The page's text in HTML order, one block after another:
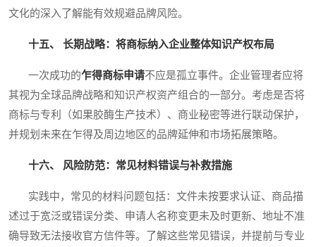
文化的深入了解能有效规避品牌风险。
十五、 长期战略：将商标纳入企业整体知识产权布局
一次成功的乍得商标申请不应是孤立事件。企业管理者应将
其视为全球品牌战略和知识产权资产组合的一部分。考虑是否将
商标与专利（如果胶酶生产技术）、商业秘密等进行联动保护，
并规划未来在乍得及周边地区的品牌延伸和市场拓展策略。
十六、 风险防范：常见材料错误与补救措施
实践中，常见的材料问题包括：文件未按要求认证、商品描
述过于宽泛或错误分类、申请人名称变更未及时更新、地址不准
确导致无法接收官方信件等。了解这些常见错误，并提前与专业